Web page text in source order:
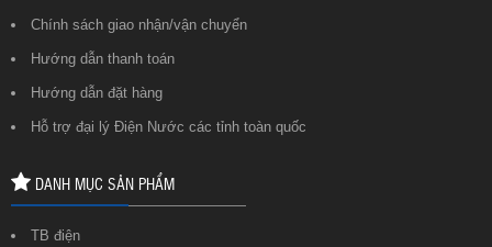
Chính sách giao nhận/vận chuyển
Hướng dẫn thanh toán
Hướng dẫn đặt hàng
Hỗ trợ đại lý Điện Nước các tỉnh toàn quốc
DANH MỤC SẢN PHẨM
TB điện